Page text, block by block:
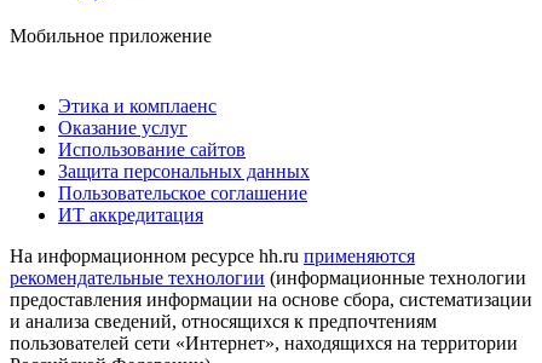
Мобильное приложение
Этика и комплаенс
Оказание услуг
Использование сайтов
Защита персональных данных
Пользовательское соглашение
ИТ аккредитация
На информационном ресурсе hh.ru применяются
рекомендательные технологии (информационные технологии
предоставления информации на основе сбора, систематизации
и анализа сведений, относящихся к предпочтениям
пользователей сети «Интернет», находящихся на территории